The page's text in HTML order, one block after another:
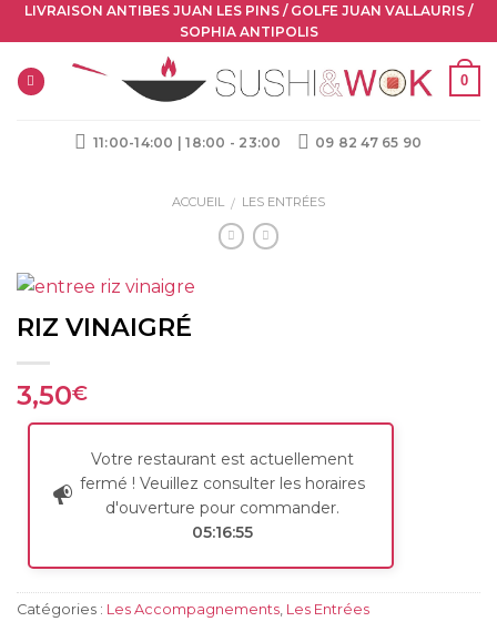
Skip
to
content
LIVRAISON ANTIBES JUAN LES PINS / GOLFE JUAN VALLAURIS /
SOPHIA ANTIPOLIS
0
11:00-14:00 | 18:00 - 23:00 09 82 47 65 90
ACCUEIL / LES ENTRÉES
RIZ VINAIGRÉ
3,50€
Votre restaurant est actuellement
fermé ! Veuillez consulter les horaires
d'ouverture pour commander.
05:16:55
Catégories : Les Accompagnements, Les Entrées